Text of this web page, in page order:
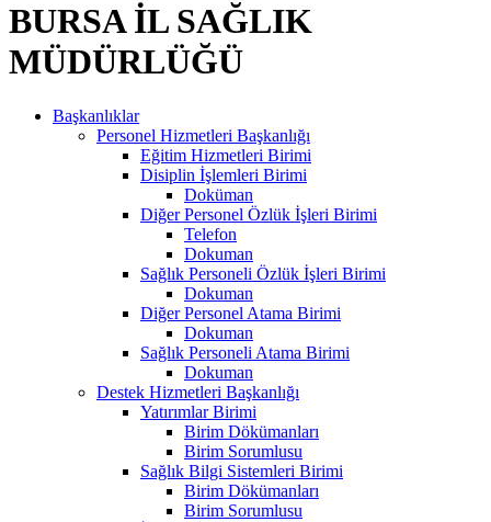
BURSA İL SAĞLIK
MÜDÜRLÜĞÜ
Başkanlıklar
Personel Hizmetleri Başkanlığı
Eğitim Hizmetleri Birimi
Disiplin İşlemleri Birimi
Doküman
Diğer Personel Özlük İşleri Birimi
Telefon
Dokuman
Sağlık Personeli Özlük İşleri Birimi
Dokuman
Diğer Personel Atama Birimi
Dokuman
Sağlık Personeli Atama Birimi
Dokuman
Destek Hizmetleri Başkanlığı
Yatırımlar Birimi
Birim Dökümanları
Birim Sorumlusu
Sağlık Bilgi Sistemleri Birimi
Birim Dökümanları
Birim Sorumlusu